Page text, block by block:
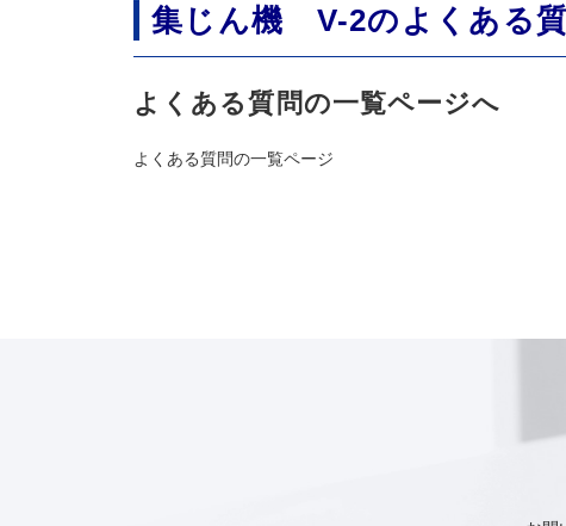
集じん機 V-2のよくある
よくある質問の一覧ページへ
よくある質問の一覧ページ